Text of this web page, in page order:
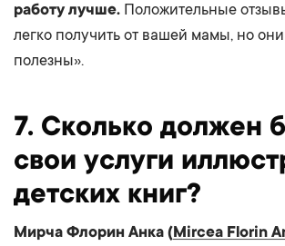
работу лучше. Положительные
легко получить от вашей мамы, но
полезны».
7. Сколько должен
свои услуги
детских книг?
Мирча Флорин Анка (Mircea Florin